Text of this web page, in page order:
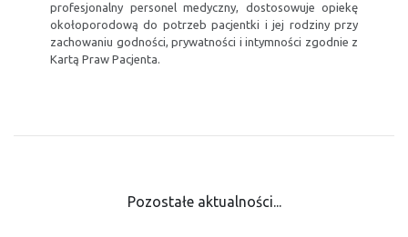
profesjonalny personel medyczny, dostosowuje opiekę
okołoporodową do potrzeb pacjentki i jej rodziny przy
zachowaniu godności, prywatności i intymności zgodnie z
Kartą Praw Pacjenta.
Pozostałe aktualności...